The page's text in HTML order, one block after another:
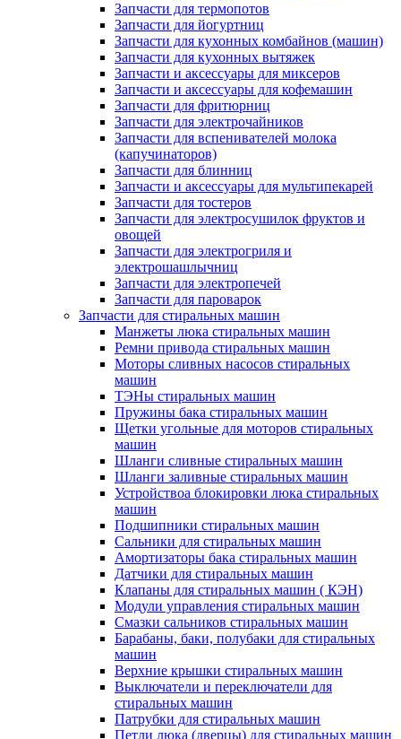
Запчасти для термопотов
Запчасти для йогуртниц
Запчасти для кухонных комбайнов (машин)
Запчасти для кухонных вытяжек
Запчасти и аксессуары для миксеров
Запчасти и аксессуары для кофемашин
Запчасти для фритюрниц
Запчасти для электрочайников
Запчасти для вспенивателей молока
(капучинаторов)
Запчасти для блинниц
Запчасти и аксессуары для мультипекарей
Запчасти для тостеров
Запчасти для электросушилок фруктов и
овощей
Запчасти для электрогриля и
электрошашлычниц
Запчасти для электропечей
Запчасти для пароварок
Запчасти для стиральных машин
Манжеты люка стиральных машин
Ремни привода стиральных машин
Моторы сливных насосов стиральных
машин
ТЭНы стиральных машин
Пружины бака стиральных машин
Щетки угольные для моторов стиральных
машин
Шланги сливные стиральных машин
Шланги заливные стиральных машин
Устройствоа блокировки люка стиральных
машин
Подшипники стиральных машин
Сальники для стиральных машин
Амортизаторы бака стиральных машин
Датчики для стиральных машин
Клапаны для стиральных машин ( КЭН)
Модули управления стиральных машин
Смазки сальников стиральных машин
Барабаны, баки, полубаки для стиральных
машин
Верхние крышки стиральных машин
Выключатели и переключатели для
стиральных машин
Патрубки для стиральных машин
Петли люка (дверцы) для стиральных машин